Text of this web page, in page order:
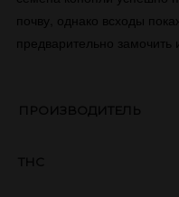
почву, однако всходы
предварительно замочить